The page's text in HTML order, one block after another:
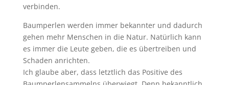
verbinden.
Baumperlen werden immer bekannter und dadurch
gehen mehr Menschen in die Natur. Natürlich kann
es immer die Leute geben, die es übertreiben und
Schaden anrichten.
Ich glaube aber, dass letztlich das Positive des